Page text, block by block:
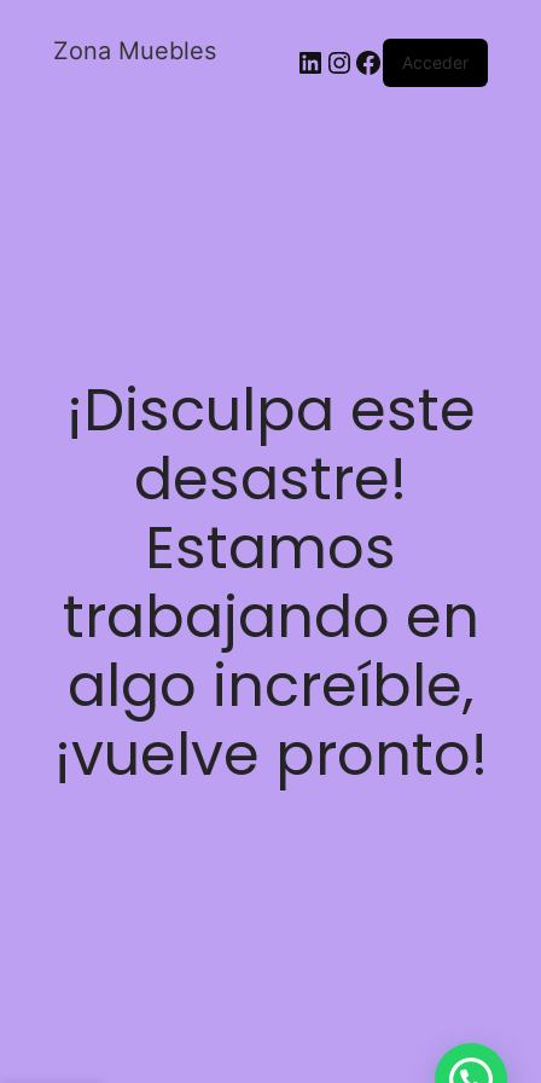
Zona Muebles Acceder
¡Disculpa este
desastre!
Estamos
trabajando en
algo increíble,
¡vuelve pronto!